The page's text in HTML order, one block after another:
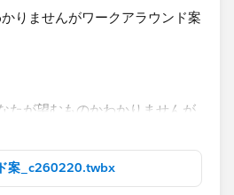
りませんがワークアラウンド案
案_c260220.twbx